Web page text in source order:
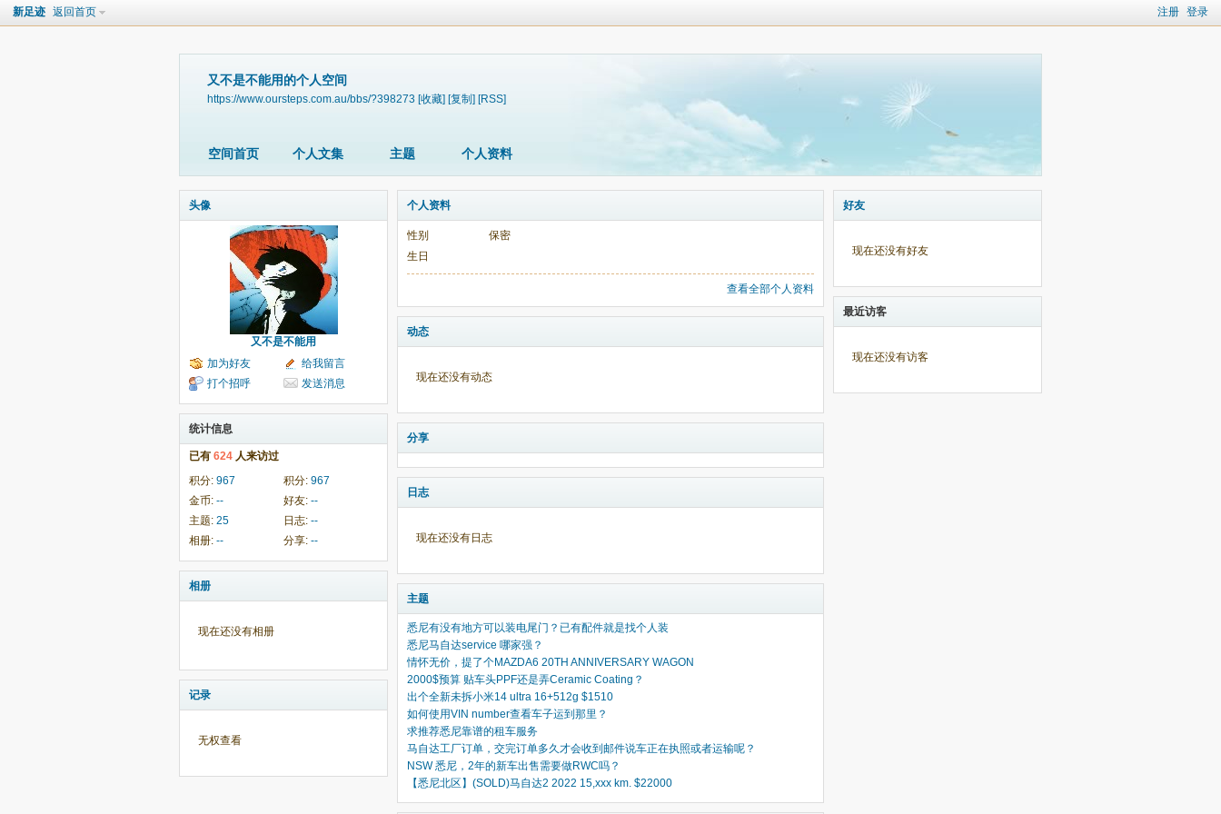
注册 登录
新足迹 返回首页
又不是不能用的个人空间
https://www.oursteps.com.au/bbs/?398273 [收藏] [复制] [RSS]
空间首页 个人文集 主题 个人资料
头像
又不是不能用
加为好友
给我留言
打个招呼
发送消息
统计信息
已有 624 人来访过
积分: 967 积分: 967
金币: -- 好友: --
主题: 25 日志: --
相册: -- 分享: --
相册
现在还没有相册
记录
无权查看
个人资料
性别
保密
生日
查看全部个人资料
动态
现在还没有动态
分享
日志
现在还没有日志
主题
悉尼有没有地方可以装电尾门？已有配件就是找个人装
悉尼马自达service 哪家强？
情怀无价，提了个MAZDA6 20TH ANNIVERSARY WAGON
2000$预算 贴车头PPF还是弄Ceramic Coating？
出个全新未拆小米14 ultra 16+512g $1510
如何使用VIN number查看车子运到那里？
求推荐悉尼靠谱的租车服务
马自达工厂订单，交完订单多久才会收到邮件说车正在执照或者运输呢？
NSW 悉尼，2年的新车出售需要做RWC吗？
【悉尼北区】(SOLD)马自达2 2022 15,xxx km. $22000
好友
现在还没有好友
最近访客
现在还没有访客